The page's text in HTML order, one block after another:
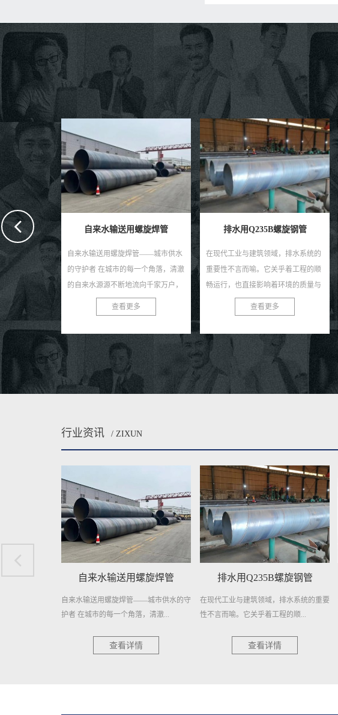
旋焊管
——城市供水
角落，清澈
千家万户，
出的守护者
排水用Q235B螺旋钢管
在现代工业与建筑领域，排水系统的
重要性不言而喻。它关乎着工程的顺
畅运行，也直接影响着环境的质量与
安全。在众多排水管材中，Q235B螺
旋钢管以其独特的优势，...
查看更多
预制直埋聚氨酯保温钢管
预制直埋聚氨酯保温钢管，作为一种
高效节能的管道材料，近年来在建
筑、化工、石油、医药等众多行业中
得到了广泛应用。这种钢管不仅具有
良好的保温性能，还具有优...
查看更多
行业资讯 / ZIXUN
旋焊管 排水用Q235B螺旋钢管
在现代工业与建筑领域，排水系统的重要
性不言而喻。它关乎着工程的顺...
查看详情
预制直埋聚氨酯保温钢管
预制直埋聚氨酯保温钢管，作为一种高效
节能的管道材料，近年来在建筑、...
查看详情